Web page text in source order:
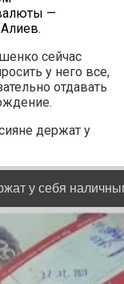
—
сейчас
у него все,
отдавать
держат у